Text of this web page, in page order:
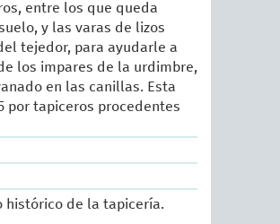
entre los que queda
y las varas de lizos
tejedor, para ayudarle a
los impares de la urdimbre,
en las canillas. Esta
por tapiceros procedentes
histórico de la tapicería.